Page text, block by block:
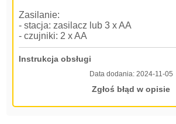
Zasilanie:
- stacja: zasilacz lub 3 x AA
- czujniki: 2 x AA
Instrukcja obsługi
Data dodania: 2024-11-05
Zgłoś błąd w opisie